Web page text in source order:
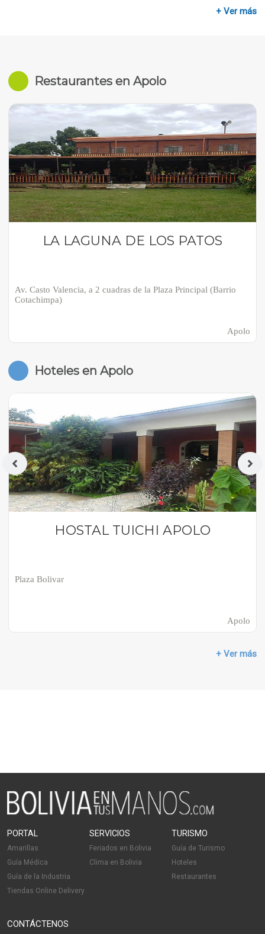
+ Ver más
Restaurantes en Apolo
LA LAGUNA DE LOS PATOS
Av. Casto Valencia, a 2 cuadras de la Plaza Principal (Barrio
Cotachimpa)
Apolo
Hoteles en Apolo
HOSTAL TUICHI APOLO
Plaza Bolivar
Apolo
+ Ver más
PORTAL
Amarillas
Guía Médica
Guía de la Industria
Tiendas Online Delivery
SERVICIOS
Feriados en Bolivia
Clima en Bolivia
TURISMO
Guía de Turismo
Hoteles
Restaurantes
CONTÁCTENOS